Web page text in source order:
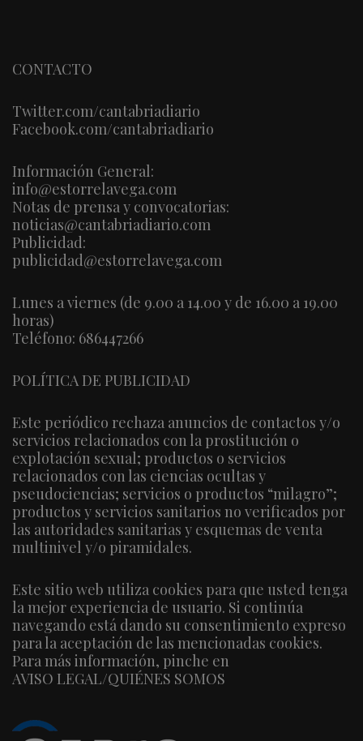
CONTACTO
Twitter.com/cantabriadiario
Facebook.com/cantabriadiario
Información General:
info@estorrelavega.com
Notas de prensa y convocatorias:
noticias@cantabriadiario.com
Publicidad:
publicidad@estorrelavega.com
Lunes a viernes (de 9.00 a 14.00 y de 16.00 a 19.00
horas)
Teléfono: 686447266
POLÍTICA DE PUBLICIDAD
Este periódico rechaza anuncios de contactos y/o
servicios relacionados con la prostitución o
explotación sexual; productos o servicios
relacionados con las ciencias ocultas y
pseudociencias; servicios o productos “milagro”;
productos y servicios sanitarios no verificados por
las autoridades sanitarias y esquemas de venta
multinivel y/o piramidales.
Este sitio web utiliza cookies para que usted tenga
la mejor experiencia de usuario. Si continúa
navegando está dando su consentimiento expreso
para la aceptación de las mencionadas cookies.
Para más información, pinche en
AVISO LEGAL/QUIÉNES SOMOS